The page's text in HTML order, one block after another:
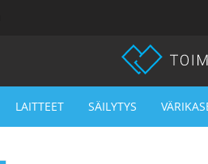
LAITTEET SÄILYTYS